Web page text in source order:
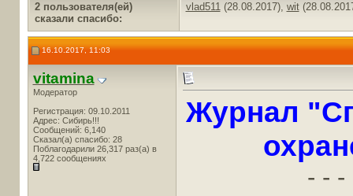
2 пользователя(ей)
сказали cпасибо:
vlad511(28.08.2017), wit
16.10.2017, 11:03
vitamina
Модератор
Регистрация: 09.10.2011
Адрес: Сибирь!!!
Сообщений: 6,140
Сказал(а) спасибо: 28
Поблагодарили 26,317 раз(а) в
4,722 сообщениях
Журнал
- - -